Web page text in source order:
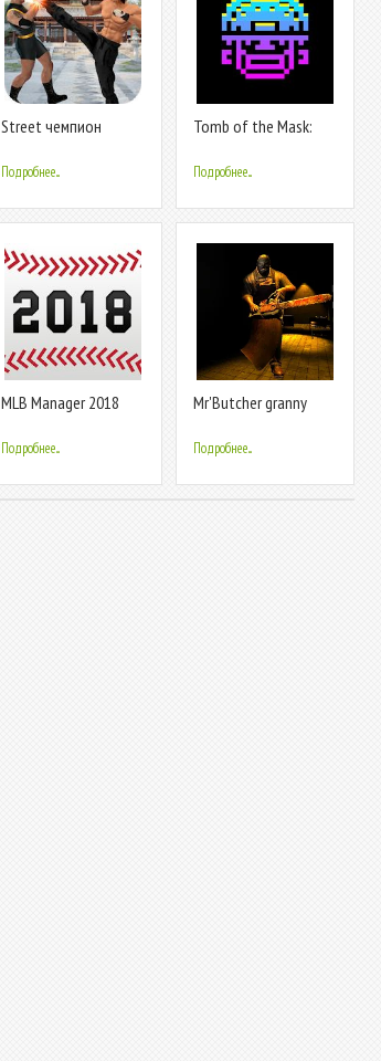
Street чемпион
Подробнее...
Tomb of the Mask:
Подробнее...
MLB Manager 2018
Подробнее...
Mr'Butcher granny
Подробнее...